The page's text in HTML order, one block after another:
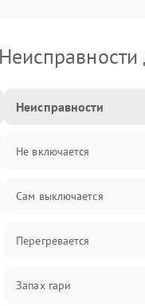
Неисправности
Не включается
Сам выключается
Перегревается
Запах гари